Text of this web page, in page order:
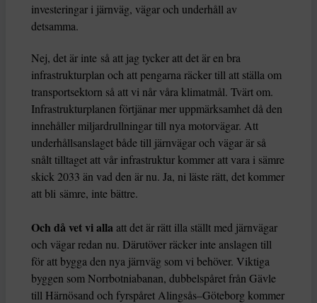
investeringar i järnväg, vägar och underhåll av
detsamma.
Nej, det är inte så att jag tycker att det är en bra
infrastrukturplan och att pengarna räcker till att ställa om
transportsektorn så att vi når våra klimatmål. Tvärt om.
Infrastrukturplanen förtjänar mer uppmärksamhet då den
innehåller miljardrullningar till nya motorvägar. Att
underhållsanslaget både till järnvägar och vägar är så
snålt tilltaget att vår infrastruktur kommer att vara i sämre
skick 2033 än vad den är nu. Ja, ni läste rätt, det kommer
att bli sämre, inte bättre.
Och då vet vi allaatt det är rätt illa ställt med järnvägar
och vägar redan nu. Därutöver räcker inte anslagen till
för att bygga den nya järnväg som vi behöver. Viktiga
byggen som Norrbotniabanan, dubbelspåret från Gävle
till Härnösand och fyrspåret Alingsås–Göteborg kommer